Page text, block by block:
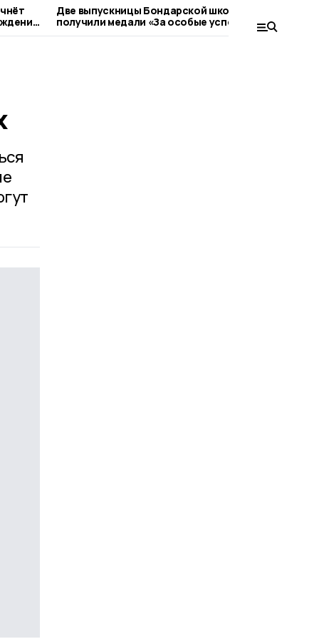
Две выпускницы Бондарской школы
получили медали «За особые успехи в
учении»